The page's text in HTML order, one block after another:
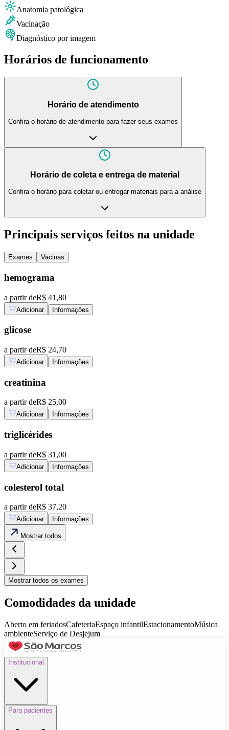
Anatomia patológica
Vacinação
Diagnóstico por imagem
Horários de funcionamento
Horário de atendimento
Confira o horário de atendimento para fazer seus exames
Horário de coleta e entrega de material
Confira o horário para coletar ou entregar materiais para a análise
Principais serviços feitos na unidade
Exames Vacinas
hemograma
a partir deR$ 41,80
Adicionar Informações
glicose
a partir deR$ 24,70
Adicionar Informações
creatinina
a partir deR$ 25,00
Adicionar Informações
triglicérides
a partir deR$ 31,00
Adicionar Informações
colesterol total
a partir deR$ 37,20
Adicionar Informações
Mostrar todos
Mostrar todos os exames
Comodidades da unidade
Aberto em feriadosCafeteriaEspaço infantilEstacionamentoMúsica
ambienteServiço de Desjejum
Institucional
Para pacientes